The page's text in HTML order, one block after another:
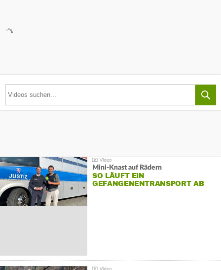
Mini-Knast auf Rädern
SO LÄUFT EIN
GEFANGENENTRANSPORT AB